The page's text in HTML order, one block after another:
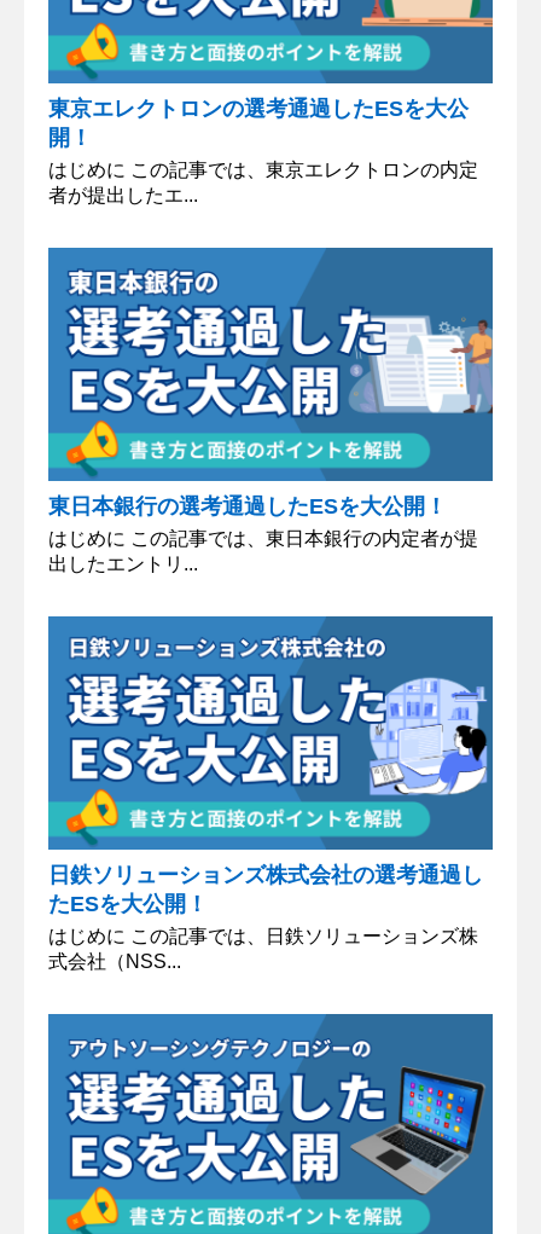
東京エレクトロンの選考通過したESを大公
開！
はじめに この記事では、東京エレクトロンの内定
者が提出したエ...
東日本銀行の選考通過したESを大公開！
はじめに この記事では、東日本銀行の内定者が提
出したエントリ...
日鉄ソリューションズ株式会社の選考通過し
たESを大公開！
はじめに この記事では、日鉄ソリューションズ株
式会社（NSS...